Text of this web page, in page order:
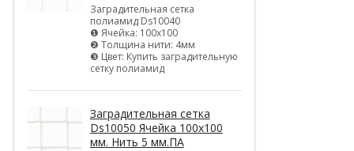
Заградительная сетка
полиамид Ds10040
❶ Ячейка: 100х100
❷ Толщина нити: 4мм
❸ Цвет: Купить заградительную
сетку полиамид
Заградительная сетка
Ds10050 Ячейка 100х100
мм. Нить 5 мм.ПА